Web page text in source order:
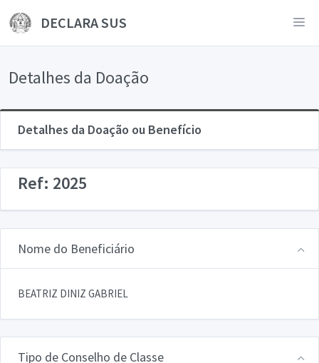
DECLARA SUS
Detalhes da Doação
Detalhes da Doação ou Benefício
Ref: 2025
Nome do Beneficiário
BEATRIZ DINIZ GABRIEL
Tipo de Conselho de Classe